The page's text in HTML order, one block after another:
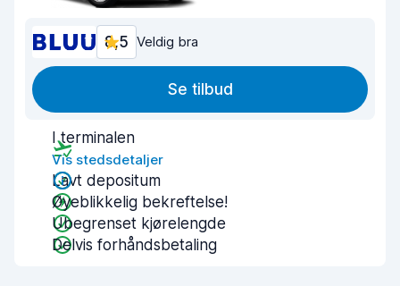
8,5 Veldig bra
Se tilbud
I terminalen
Vis stedsdetaljer
Lavt depositum
Øyeblikkelig bekreftelse!
Ubegrenset kjørelengde
Delvis forhåndsbetaling